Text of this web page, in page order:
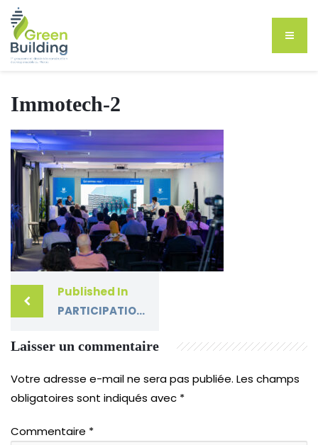
Immotech-2
Published In
PARTICIPATION DES EXPERTS DU GROUPEMENT GREEN BUILDING À L’IMMOTECH PROPTECH EXPO 2024
Laisser un commentaire
Votre adresse e-mail ne sera pas publiée. Les champs
obligatoires sont indiqués avec *
Commentaire *